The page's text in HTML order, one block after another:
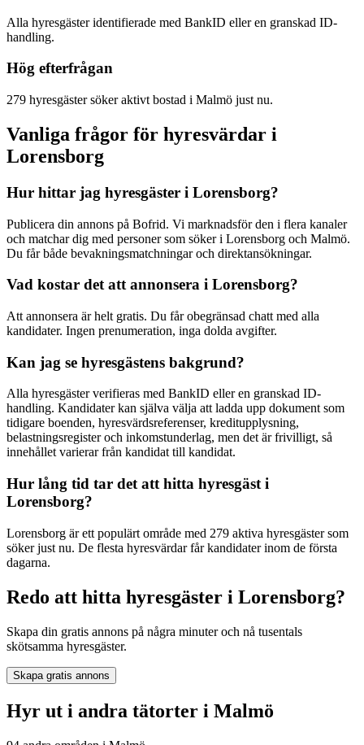
Alla hyresgäster identifierade med BankID eller en granskad ID-
handling.
Hög efterfrågan
279 hyresgäster söker aktivt bostad i Malmö just nu.
Vanliga frågor för hyresvärdar i
Lorensborg
Hur hittar jag hyresgäster i Lorensborg?
Publicera din annons på Bofrid. Vi marknadsför den i flera kanaler
och matchar dig med personer som söker i Lorensborg och Malmö.
Du får både bevakningsmatchningar och direktansökningar.
Vad kostar det att annonsera i Lorensborg?
Att annonsera är helt gratis. Du får obegränsad chatt med alla
kandidater. Ingen prenumeration, inga dolda avgifter.
Kan jag se hyresgästens bakgrund?
Alla hyresgäster verifieras med BankID eller en granskad ID-
handling. Kandidater kan själva välja att ladda upp dokument som
tidigare boenden, hyresvärdsreferenser, kreditupplysning,
belastningsregister och inkomstunderlag, men det är frivilligt, så
innehållet varierar från kandidat till kandidat.
Hur lång tid tar det att hitta hyresgäst i
Lorensborg?
Lorensborg är ett populärt område med 279 aktiva hyresgäster som
söker just nu. De flesta hyresvärdar får kandidater inom de första
dagarna.
Redo att hitta hyresgäster i Lorensborg?
Skapa din gratis annons på några minuter och nå tusentals
skötsamma hyresgäster.
Skapa gratis annons
Hyr ut i andra tätorter i Malmö